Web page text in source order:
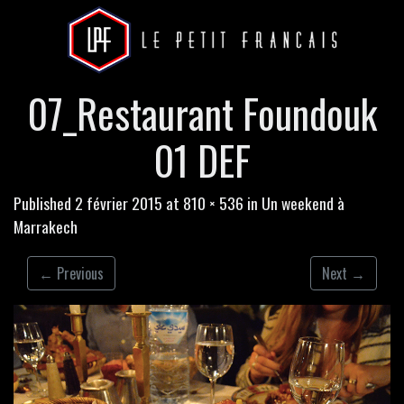
07_Restaurant Foundouk
01 DEF
Published 2 février 2015 at 810 × 536 in Un weekend à
Marrakech
← Previous Next →